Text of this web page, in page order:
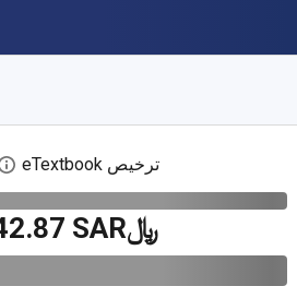
ترخيص eTextbook
﷼‎42.87 SAR